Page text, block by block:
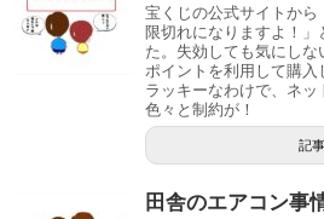
宝くじの公式サイトか
限切れになりますよ！
た。失効しても気にし
ポイントを利用して購
ラッキーなわけで、ネ
色々と制約が！
記
田舎のエアコン事